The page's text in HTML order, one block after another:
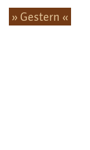
» Gestern «